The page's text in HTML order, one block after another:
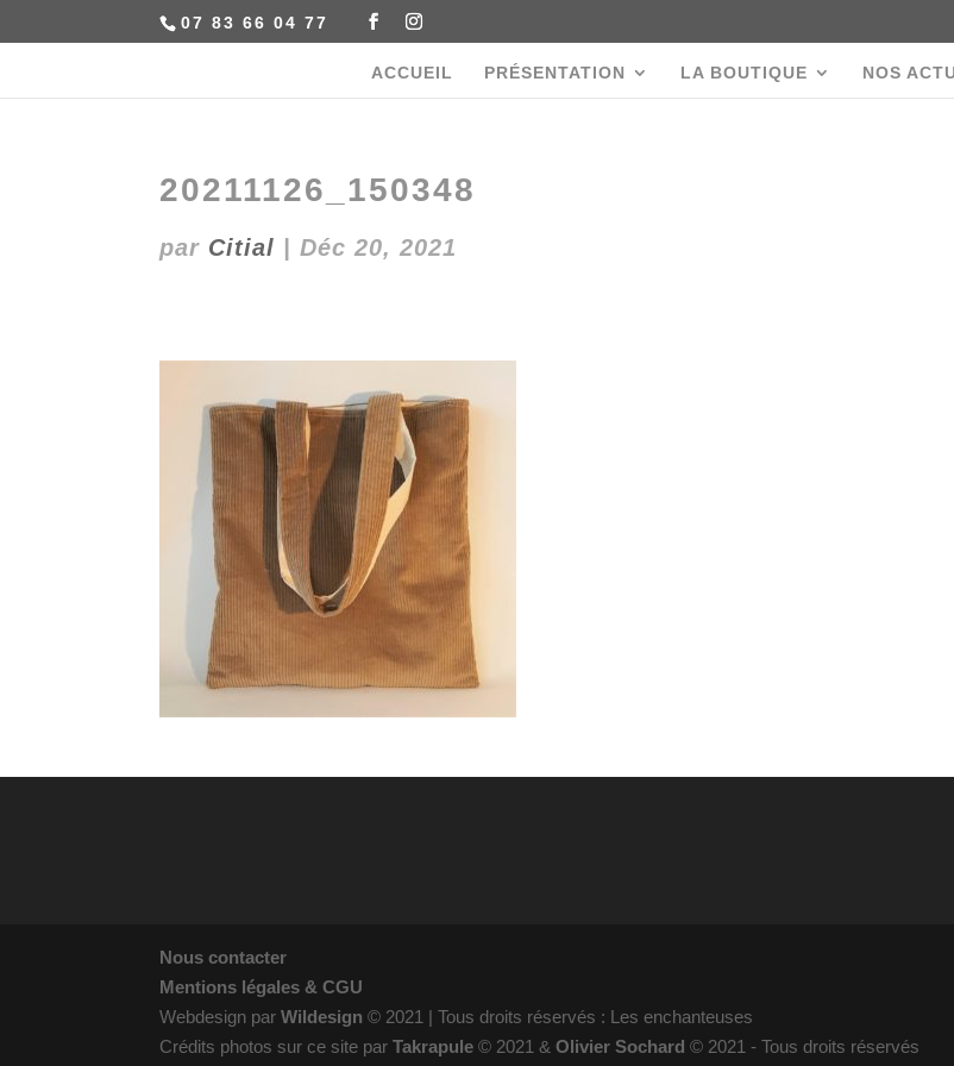
07 83 66 04 77
ACCUEIL PRÉSENTATION LA BOUTIQUE NOS
20211126_150348
par Citial |Déc 20, 2021
Nous contacter
Mentions légales & CGU
Webdesign parWildesign © 2021 | Tous droits réservés : Les enchanteuses
Crédits photos sur ce site parTakrapule© 2021 &Olivier Sochard© 2021 - Tous droits réservés